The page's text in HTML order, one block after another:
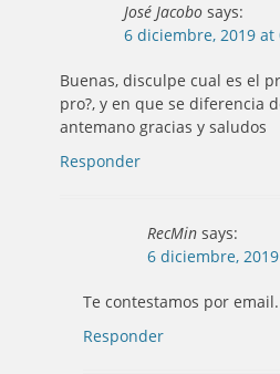
José Jacobo says:
6 diciembre, 2019 at
Buenas, disculpe cual es el
pro?, y en que se diferencia
antemano gracias y saludos
Responder
RecMin says:
6 diciembre,
Te contestamos por email.
Responder